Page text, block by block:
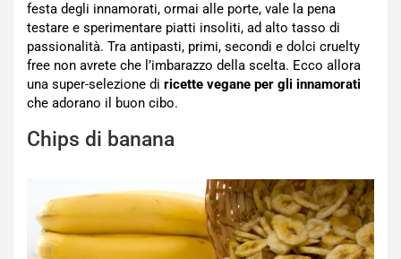
festa degli innamorati, ormai alle porte, vale la pena
testare e sperimentare piatti insoliti, ad alto tasso di
passionalità. Tra antipasti, primi, secondi e dolci cruelty
free non avrete che l’imbarazzo della scelta. Ecco allora
una super-selezione di ricette vegane per gli innamorati
che adorano il buon cibo.
Chips di banana